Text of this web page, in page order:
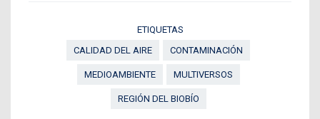
ETIQUETAS
CALIDAD DEL AIRE
CONTAMINACIÓN
MEDIOAMBIENTE MULTIVERSOS
REGIÓN DEL BIOBÍO